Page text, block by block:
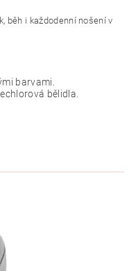
běh i každodenní nošení v
barvami.
bělidla.